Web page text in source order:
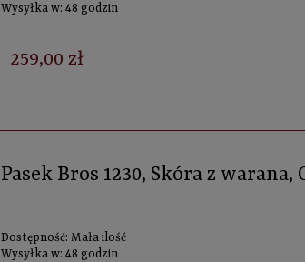
Wysyłka w: 48 godzin
259,00 zł
Pasek Bros 1230, Skóra z warana,
Dostępność: Mała ilość
Wysyłka w: 48 godzin